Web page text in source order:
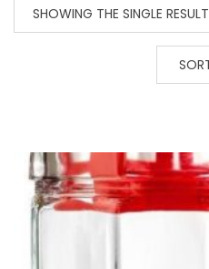
SHOWING THE SINGLE RESULT